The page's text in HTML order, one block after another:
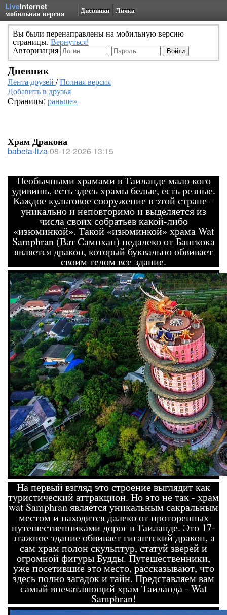
LiveInternet
мобильная версия Дневники Личка
Вы были перенаправлены на мобильную версию
страницы. Вернуться!
Авторизация
Дневник
Лента друзей /Полная версия
Добавить в друзья
Страницы: раньше»
Храм Дракона
babeta-liza08-12-2026 13:15
Необычными храмами в Таиланде мало кого
удивишь, есть здесь храмы белые, есть резные.
Каждое культовое сооружение в этой стране –
уникально и неповторимо и выделяется из
числа своих собратьев какой-либо
«изюминкой». Такой «изюминкой» храма Wat
Samphran (Ват Сампхан) недалеко от Бангкока
является дракон, который буквально обвивает
своим телом все здание.
На первый взгляд это строение выглядит как
туристический аттракцион. Но это не так - храм
wat Samphran является уникальным сакральным
местом и находится далеко от проторенных
путешественниками дорог в Таиланде. Это 17-
этажное здание обвивает гигантский дракон, а
сам храм полон скульптур, статуй зверей и
огромной фигуры Будды. Путешественники,
уже посетившие это место, рассказывают, что
здесь полно загадок и тайн. Представляем вам
самый впечатляющий храм Таиланда - Wat
Samphran!